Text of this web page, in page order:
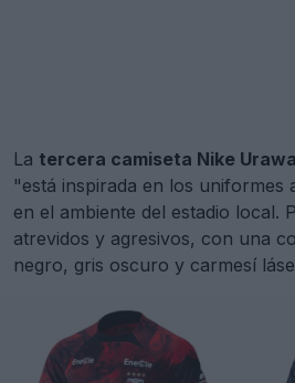
La tercera camiseta Nike
"está inspirada en los uniformes
en el ambiente del estadio local.
atrevidos y agresivos, con una
negro, gris oscuro y carmesí